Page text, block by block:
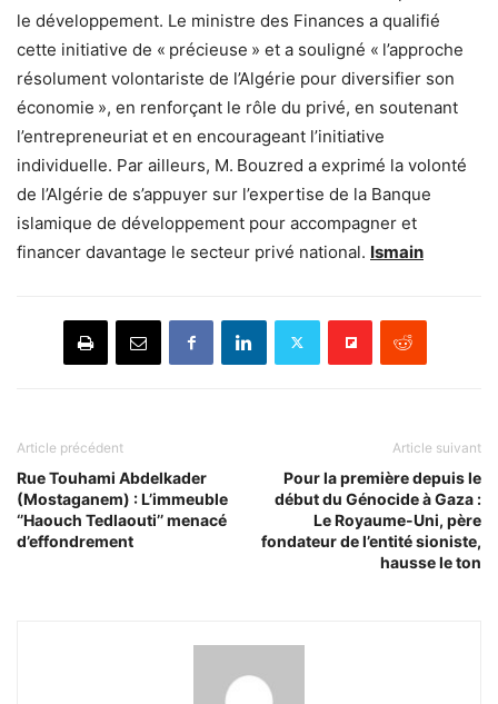
le développement. Le ministre des Finances a qualifié
cette initiative de « précieuse » et a souligné « l’approche
résolument volontariste de l’Algérie pour diversifier son
économie », en renforçant le rôle du privé, en soutenant
l’entrepreneuriat et en encourageant l’initiative
individuelle. Par ailleurs, M. Bouzred a exprimé la volonté
de l’Algérie de s’appuyer sur l’expertise de la Banque
islamique de développement pour accompagner et
financer davantage le secteur privé national. Ismain
Article précédent
Rue Touhami Abdelkader
(Mostaganem) : L’immeuble
‘’Haouch Tedlaouti’’ menacé
d’effondrement
Article suivant
Pour la première depuis le
début du Génocide à Gaza :
Le Royaume-Uni, père
fondateur de l’entité sioniste,
hausse le ton